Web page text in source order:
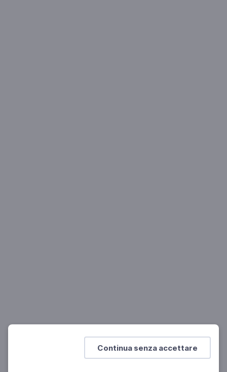
Continua senza accettare
La serie d'animazione per ragazzi tra i 10 e i 14 anni